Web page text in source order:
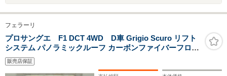
フェラーリ
プロサングエ F1 DCT 4WD D車 Grigio Scuro リフト
システム パノラミックルーフ カーボンファイバーフロン
トスポイラー アッパーパートオブパッセンジャーコン
パートメントインレザー/Tortora
販売店保証